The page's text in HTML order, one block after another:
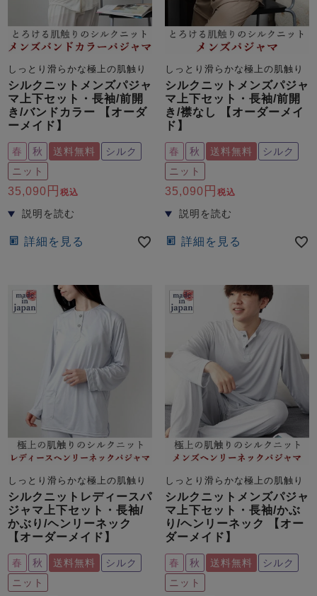
ガールズ上着
単品
ガールズズボ
ン単品
ボーイズ上着
単品
ボーイズズボ
ン単品
売れ筋ランキング
新着商品
すべてのデザインのパジャマ一覧はこちら
しっとり滑らかな極上の肌触り
シルクニットメンズパジャ
マ上下セット・長袖/前開
き/バンドカラー 【オーダ
ーメイド】
春 秋 送料無料
シルク
ニット
35,090 税込
詳細を見る
しっとり滑らかな極上の肌触り
シルクニットメンズパジャ
マ上下セット・長袖/前開
き/襟なし 【オーダーメイ
ド】
春 秋 送料無料
シルク
ニット
35,090 税込
詳細を見る
しっとり滑らかな極上の肌触り
シルクニットレディースパ
ジャマ上下セット・長袖/
かぶり/ヘンリーネック
【オーダーメイド】
春 秋 送料無料
シルク
ニット
しっとり滑らかな極上の肌触り
シルクニットメンズパジャ
マ上下セット・長袖/かぶ
り/ヘンリーネック 【オー
ダーメイド】
春 秋 送料無料
シルク
ニット